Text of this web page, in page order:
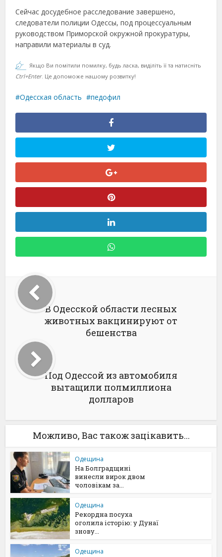
Сейчас досудебное расследование завершено,
следователи полиции Одессы, под процессуальным
руководством Приморской окружной прокуратуры,
направили материалы в суд.
Якщо Ви помітили помилку, будь ласка, виділіть її та натисніть
Ctrl+Enter. Це допоможе нашому розвитку!
Одесская область педофил
В Одесской области лесных
животных вакцинируют от
бешенства
Под Одессой из автомобиля
вытащили полмиллиона
долларов
Можливо, Вас також зацікавить...
Одещина
На Болградщині
винесли вирок двом
чоловікам за...
Одещина
Рекордна посуха
оголила історію: у Дунаї
знову...
Одещина